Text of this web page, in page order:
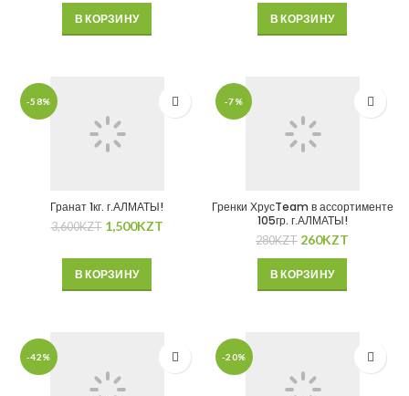
В КОРЗИНУ В КОРЗИНУ
-58%
Гранат 1кг. г.АЛМАТЫ!
3,600KZT 1,500KZT
В КОРЗИНУ
-7%
Гренки ХрусTeam в ассортименте
105гр. г.АЛМАТЫ!
280KZT 260KZT
В КОРЗИНУ
-42% -20%